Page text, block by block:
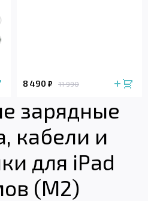
8 490 ₽ 11 990
зарядные
кабели и
для iPad
(M2)